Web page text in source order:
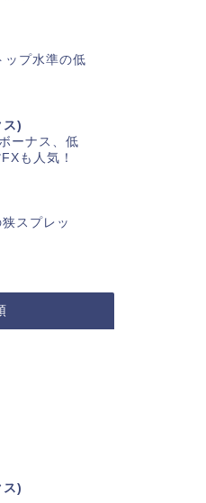
ップ水準の低
)
ーナス、低
も人気！
スプレッ
)